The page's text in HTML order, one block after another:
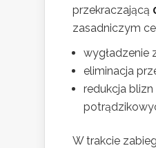
przekraczającą
zasadniczym
wygładzenie
eliminacja
redukcja blizn
W trakcie